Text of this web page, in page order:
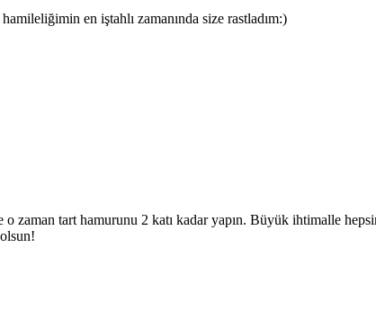
en iştahlı zamanında size rastladım:)
zaman tart hamurunu 2 katı kadar yapın. Büyük ihtimalle